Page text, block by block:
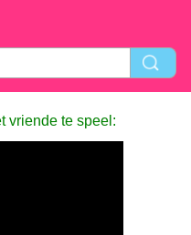
vriende te speel: